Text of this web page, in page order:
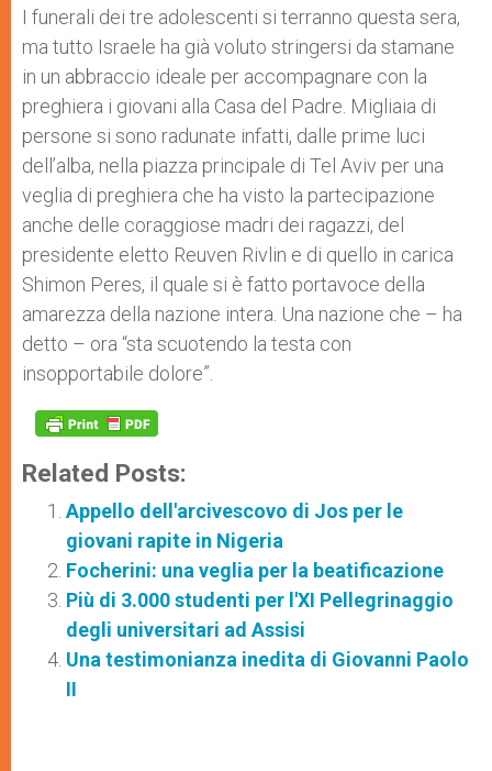
I funerali dei tre adolescenti si terranno questa sera,
ma tutto Israele ha già voluto stringersi da stamane
in un abbraccio ideale per accompagnare con la
preghiera i giovani alla Casa del Padre. Migliaia di
persone si sono radunate infatti, dalle prime luci
dell’alba, nella piazza principale di Tel Aviv per una
veglia di preghiera che ha visto la partecipazione
anche delle coraggiose madri dei ragazzi, del
presidente eletto Reuven Rivlin e di quello in carica
Shimon Peres, il quale si è fatto portavoce della
amarezza della nazione intera. Una nazione che – ha
detto – ora “sta scuotendo la testa con
insopportabile dolore”.
Related Posts:
Appello dell'arcivescovo di Jos per le
giovani rapite in Nigeria
Focherini: una veglia per la beatificazione
Più di 3.000 studenti per l'XI Pellegrinaggio
degli universitari ad Assisi
Una testimonianza inedita di Giovanni Paolo
II